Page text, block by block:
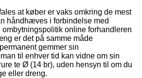
at køber er vaks omkring de mest
håndhæves i forbindelse med
ombytningspolitik online forhandleren
er det på samme måde
gemmer sin
til enhver tid kan vidne om sin
te Ø (14 br), uden hensyn til om du
eller dreng.